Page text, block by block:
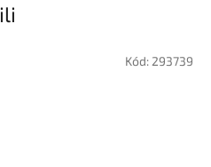
Kód: 293739